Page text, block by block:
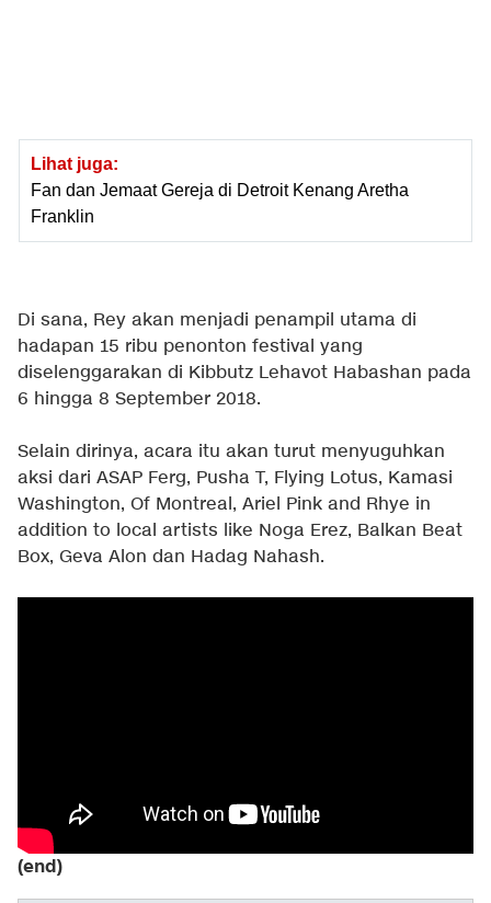
Lihat juga:
Fan dan Jemaat Gereja di Detroit Kenang Aretha
Franklin
Di sana, Rey akan menjadi penampil utama di
hadapan 15 ribu penonton festival yang
diselenggarakan di Kibbutz Lehavot Habashan pada
6 hingga 8 September 2018.
Selain dirinya, acara itu akan turut menyuguhkan
aksi dari ASAP Ferg, Pusha T, Flying Lotus, Kamasi
Washington, Of Montreal, Ariel Pink and Rhye in
addition to local artists like Noga Erez, Balkan Beat
Box, Geva Alon dan Hadag Nahash.
(end)